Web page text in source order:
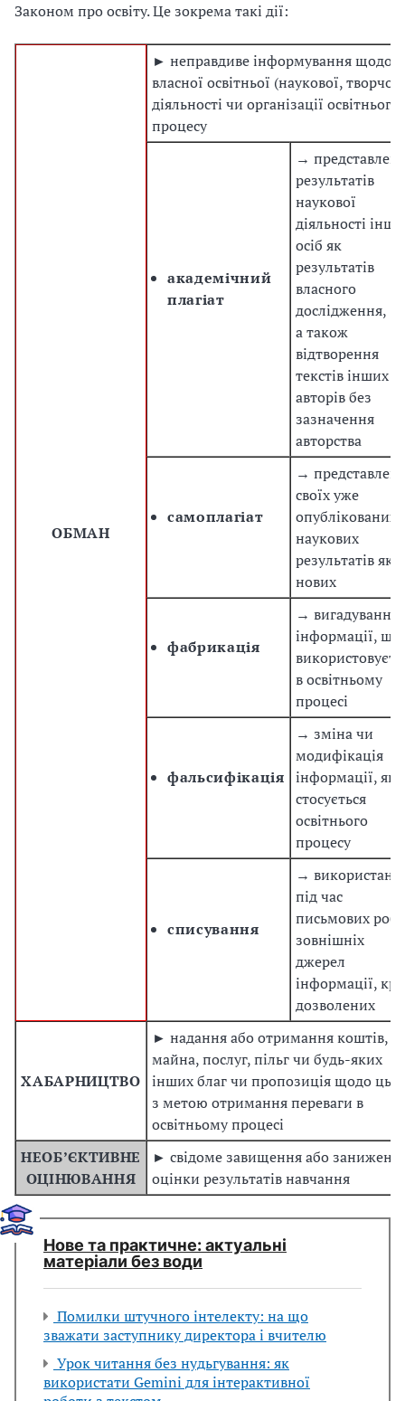
Законом про освіту. Це зокрема такі дії:
ОБМАН
► неправдиве інформування щодо
власної освітньої (наукової, творчої)
діяльності чи організації освітнього
процесу
академічний
плагіат
→
результатів
наукової
діяльності
осіб як
результатів
власного
дослідження,
а також
відтворення
текстів інших
авторів без
зазначення
авторства
самоплагіат
→
своїх уже
опублікованих
наукових
результатів як
нових
фабрикація
→ вигадування
інформації, що
в освітньому
процесі
фальсифікація
→ зміна чи
модифікація
інформації, яка
стосується
освітнього
процесу
списування
→
під час
письмових
зовнішніх
джерел
інформації,
дозволених
ХАБАРНИЦТВО
► надання або отримання коштів,
майна, послуг, пільг чи будь-яких
інших благ чи пропозиція щодо
з метою отримання переваги в
освітньому процесі
НЕОБʼЄКТИВНЕ
ОЦІНЮВАННЯ
► свідоме завищення або
оцінки результатів навчання
Нове та практичне: актуальні
матеріали без води
Помилки штучного інтелекту: на що
зважати заступнику директора і вчителю
Урок читання без нудьгування: як
використати Gemini для інтерактивної